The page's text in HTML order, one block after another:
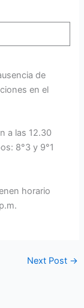
de
en el
a las 12.30
8°3 y 9°1
horario
Next Post →